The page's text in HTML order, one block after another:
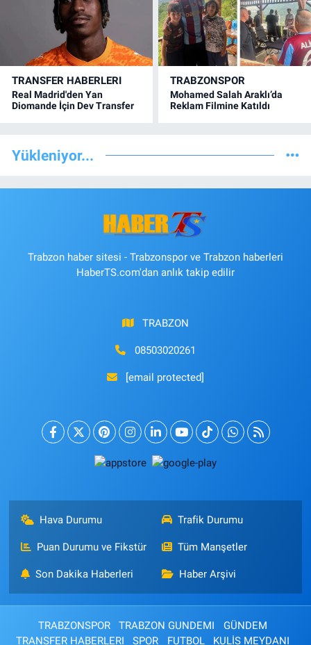
TRANSFER HABERLERI
Real Madrid'den Yan
Diomande İçin Dev Transfer
TRABZONSPOR
Mohamed Salah Araklı’da
Reklam Filmine Katıldı
Yükleniyor...
Trabzon haber sitesi - Trabzonspor ve Trabzon haberleri
HaberTS.com'dan anlık takip edilir
TRABZON
08503020261
[email protected]
Hava Durumu Trafik Durumu
Puan Durumu ve Fikstür Tüm Manşetler
Son Dakika Haberleri Haber Arşivi
TRABZONSPOR TRABZON GUNDEMI
GÜNDEM
TRANSFER HABERLERI
SPOR FUTBOL KULİS MEYDANI